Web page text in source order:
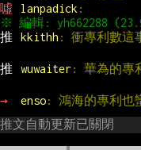
噓
lanpadick :
推
kkithh : 衝專利數這
推 wuwaiter : 華為的專
→ enso: 鴻海的專利也
推文自動更新已關閉